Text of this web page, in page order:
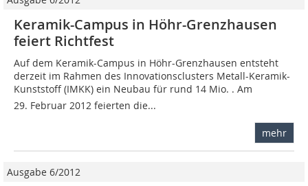
Keramik-Campus in Höhr-Grenzhausen
feiert Richtfest
Auf dem Keramik-Campus in Höhr-Grenzhausen entsteht
derzeit im Rahmen des Innovationsclusters Metall-Keramik-
Kunststoff (IMKK) ein Neubau für rund 14 Mio. . Am
29. Februar 2012 feierten die...
mehr
Ausgabe 6/2012